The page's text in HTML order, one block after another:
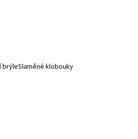
brýleSlaměné klobouky